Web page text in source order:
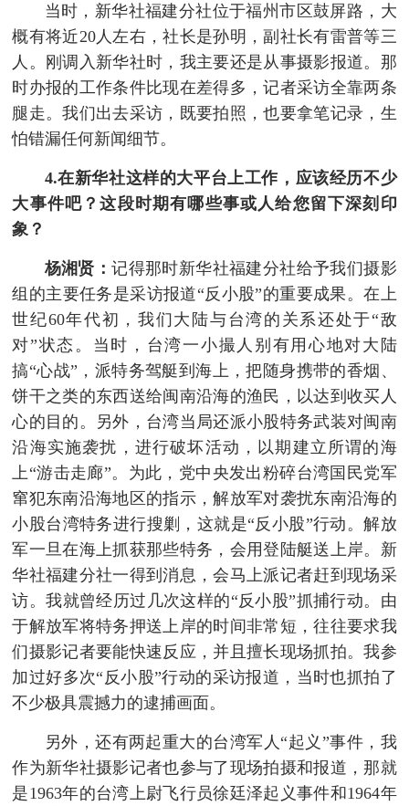
当时，新华社福建分社位于福州市区鼓屏路，大
概有将近20人左右，社长是孙明，副社长有雷普等三
人。刚调入新华社时，我主要还是从事摄影报道。那
时办报的工作条件比现在差得多，记者采访全靠两条
腿走。我们出去采访，既要拍照，也要拿笔记录，生
怕错漏任何新闻细节。
4.在新华社这样的大平台上工作，应该经历不少
大事件吧？这段时期有哪些事或人给您留下深刻印
象？
杨湘贤：记得那时新华社福建分社给予我们摄影
组的主要任务是采访报道“反小股”的重要成果。在上
世纪60年代初，我们大陆与台湾的关系还处于“敌
对”状态。当时，台湾一小撮人别有用心地对大陆
搞“心战”，派特务驾艇到海上，把随身携带的香烟、
饼干之类的东西送给闽南沿海的渔民，以达到收买人
心的目的。另外，台湾当局还派小股特务武装对闽南
沿海实施袭扰，进行破坏活动，以期建立所谓的海
上“游击走廊”。为此，党中央发出粉碎台湾国民党军
窜犯东南沿海地区的指示，解放军对袭扰东南沿海的
小股台湾特务进行搜剿，这就是“反小股”行动。解放
军一旦在海上抓获那些特务，会用登陆艇送上岸。新
华社福建分社一得到消息，会马上派记者赶到现场采
访。我就曾经历过几次这样的“反小股”抓捕行动。由
于解放军将特务押送上岸的时间非常短，往往要求我
们摄影记者要能快速反应，并且擅长现场抓拍。我参
加过好多次“反小股”行动的采访报道，当时也抓拍了
不少极具震撼力的逮捕画面。
另外，还有两起重大的台湾军人“起义”事件，我
作为新华社摄影记者也参与了现场拍摄和报道，那就
是1963年的台湾上尉飞行员徐廷泽起义事件和1964年